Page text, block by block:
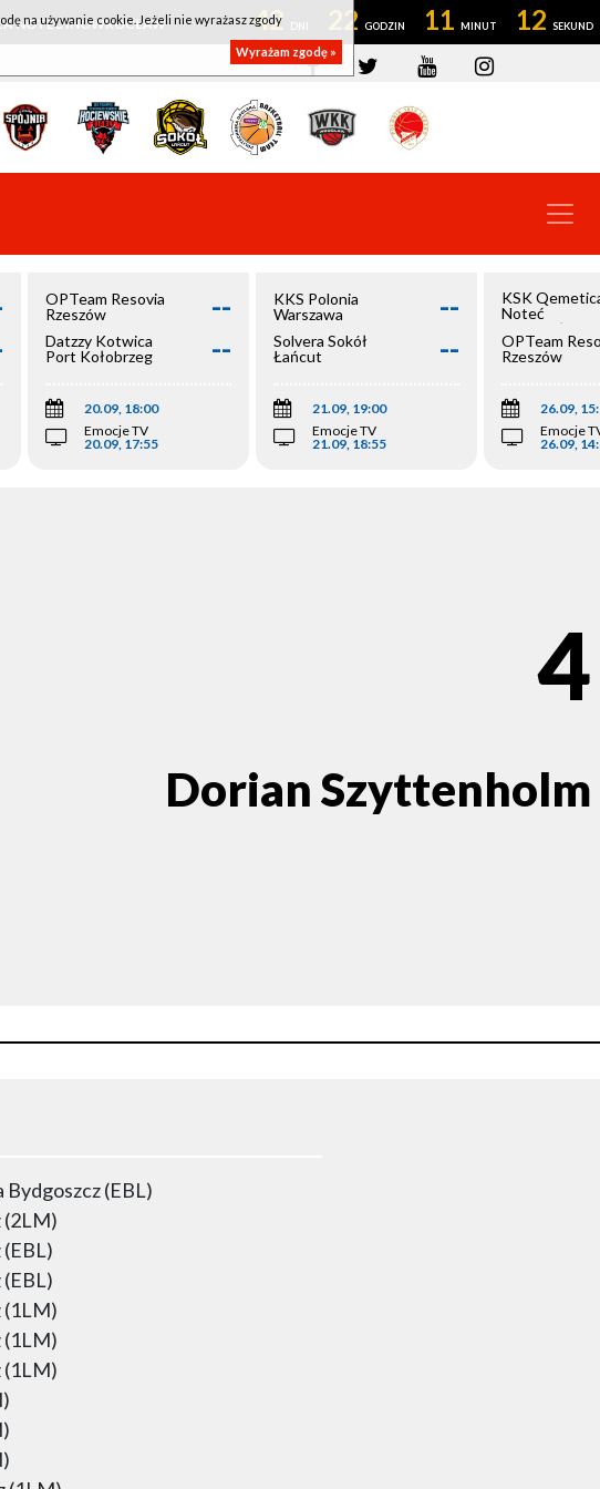
NOTEĆ INOWROCŁAW 42 22 11 11
OPTeam Resovia
Rzeszów
--
Datzzy Kotwica
Port Kołobrzeg
--
20.09, 18:00
Emocje TV
20.09, 17:55
KKS Polonia
Warszawa
--
Solvera Sokół
Łańcut
--
21.09, 19:00
Emocje TV
21.09, 18:55
KSK
Noteć
Inowrocław
OPTeam
Rzeszów
26.09,
Emocje
26.09,
4
Dorian Szyttenholm
Bydgoszcz (EBL)
(2LM)
(1LM)
(1LM)
(1LM)
na używanie cookie. Jeżeli nie wyrażasz zgody
Wyrażam zgodę »